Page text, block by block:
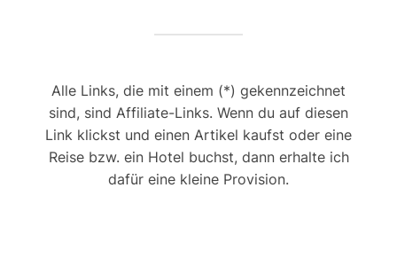
Alle Links, die mit einem (*) gekennzeichnet
sind, sind Affiliate-Links. Wenn du auf diesen
Link klickst und einen Artikel kaufst oder eine
Reise bzw. ein Hotel buchst, dann erhalte ich
dafür eine kleine Provision.